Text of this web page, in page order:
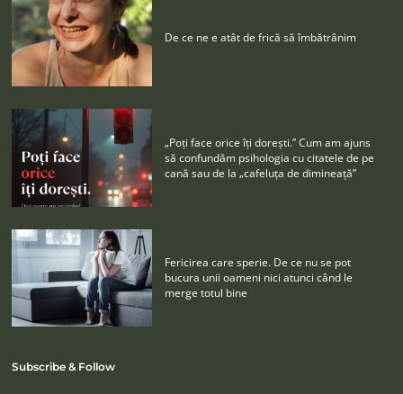
De ce ne e atât de frică să îmbătrânim
„Poţi face orice îţi doreşti.” Cum am ajuns
să confundăm psihologia cu citatele de pe
cană sau de la „cafeluţa de dimineaţă”
Fericirea care sperie. De ce nu se pot
bucura unii oameni nici atunci când le
merge totul bine
Subscribe & Follow